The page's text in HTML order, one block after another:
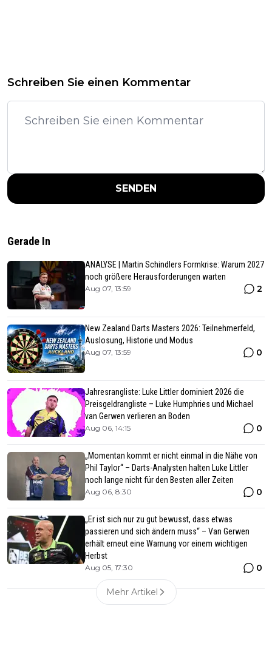
Schreiben Sie einen Kommentar
SENDEN
Gerade In
ANALYSE | Martin Schindlers Formkrise: Warum 2027
noch größere Herausforderungen warten
Aug 07, 13:59 2
New Zealand Darts Masters 2026: Teilnehmerfeld,
Auslosung, Historie und Modus
Aug 07, 13:59 0
Jahresrangliste: Luke Littler dominiert 2026 die
Preisgeldrangliste – Luke Humphries und Michael
van Gerwen verlieren an Boden
Aug 06, 14:15 0
„Momentan kommt er nicht einmal in die Nähe von
Phil Taylor“ – Darts-Analysten halten Luke Littler
noch lange nicht für den Besten aller Zeiten
Aug 06, 8:30 0
„Er ist sich nur zu gut bewusst, dass etwas
passieren und sich ändern muss“ – Van Gerwen
erhält erneut eine Warnung vor einem wichtigen
Herbst
Aug 05, 17:30 0
Mehr Artikel